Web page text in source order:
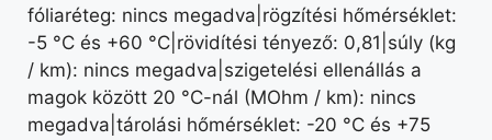
fóliaréteg: nincs megadva|rögzítési hőmérséklet:
-5 °C és +60 °C|rövidítési tényező: 0,81|súly (kg
/ km): nincs megadva|szigetelési ellenállás a
magok között 20 °C-nál (MOhm / km): nincs
megadva|tárolási hőmérséklet: -20 °C és +75